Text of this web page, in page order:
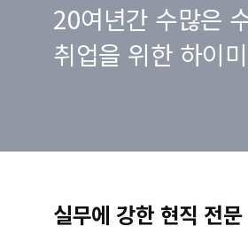
20여년간 수많은
취업을 위한 하이
실무에 강한 현직 전